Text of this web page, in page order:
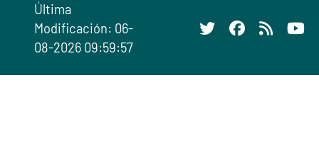
Última
Modificación: 06-
08-2026 09:59:57